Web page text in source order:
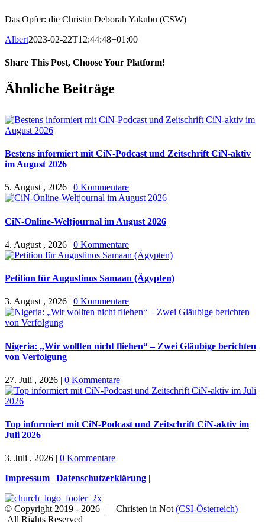
Das Opfer: die Christin Deborah Yakubu (CSW)
Albert2023-02-22T12:44:48+01:00
Share This Post, Choose Your Platform!
Facebook
X
WhatsApp
Pinterest
E-
Mail
Ähnliche Beiträge
Bestens informiert mit CiN-Podcast und Zeitschrift CiN-aktiv
im August 2026
5. August , 2026 | 0 Kommentare
CiN-Online-Weltjournal im August 2026
4. August , 2026 | 0 Kommentare
Petition für Augustinos Samaan (Ägypten)
3. August , 2026 | 0 Kommentare
Nigeria: „Wir wollten nicht fliehen“ – Zwei Gläubige berichten
von Verfolgung
27. Juli , 2026 | 0 Kommentare
Top informiert mit CiN-Podcast und Zeitschrift CiN-aktiv im
Juli 2026
3. Juli , 2026 | 0 Kommentare
Impressum | Datenschutzerklärung |
© Copyright 2019 - 2026 | Christen in Not(CSI-Österreich)
All Rights Reserved